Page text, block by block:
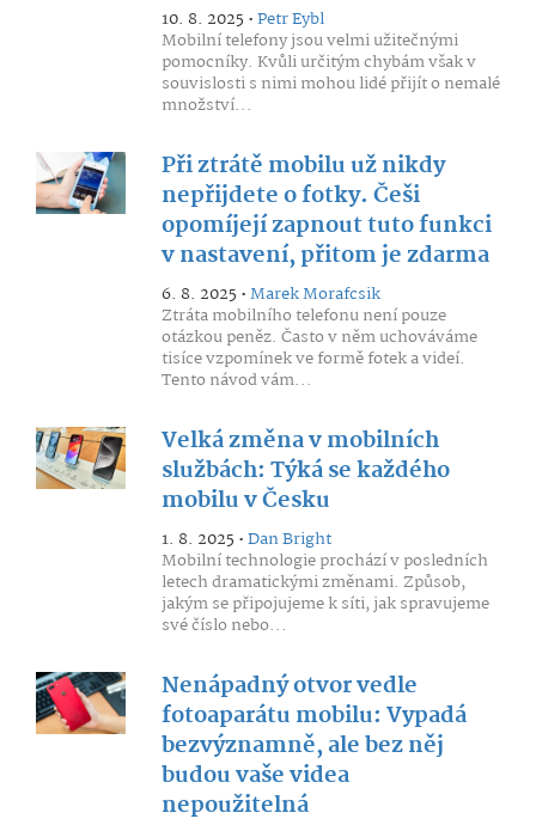
10. 8. 2025 •Petr Eybl
Mobilní telefony jsou velmi užitečnými
pomocníky. Kvůli určitým chybám však v
souvislosti s nimi mohou lidé přijít o nemalé
množství...
Při ztrátě mobilu už nikdy
nepřijdete o fotky. Češi
opomíjejí zapnout tuto funkci
v nastavení, přitom je zdarma
6. 8. 2025 •Marek Morafcsik
Ztráta mobilního telefonu není pouze
otázkou peněz. Často v něm uchováváme
tisíce vzpomínek ve formě fotek a videí.
Tento návod vám...
Velká změna v mobilních
službách: Týká se každého
mobilu v Česku
1. 8. 2025 •Dan Bright
Mobilní technologie prochází v posledních
letech dramatickými změnami. Způsob,
jakým se připojujeme k síti, jak spravujeme
své číslo nebo...
Nenápadný otvor vedle
fotoaparátu mobilu: Vypadá
bezvýznamně, ale bez něj
budou vaše videa
nepoužitelná